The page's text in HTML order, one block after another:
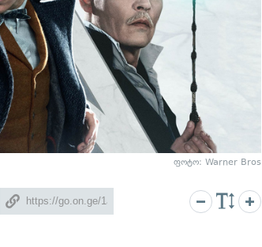
ფოტო: Warner Bros